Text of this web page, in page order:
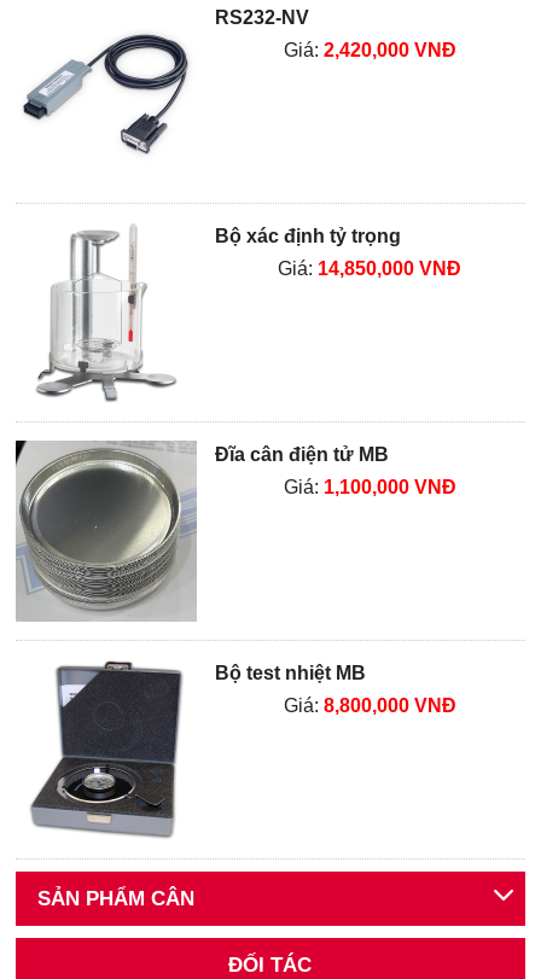
RS232-NV
Giá: 2,420,000 VNĐ
Bộ xác định tỷ trọng
Giá: 14,850,000 VNĐ
Đĩa cân điện tử MB
Giá: 1,100,000 VNĐ
Bộ test nhiệt MB
Giá: 8,800,000 VNĐ
SẢN PHẨM CÂN
ĐỐI TÁC